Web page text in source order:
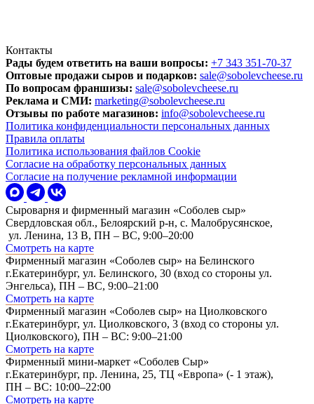
Контакты
Рады будем ответить на ваши вопросы: +7 343 351-70-37
Оптовые продажи сыров и подарков: sale@sobolevcheese.ru
По вопросам франшизы: sale@sobolevcheese.ru
Реклама и СМИ: marketing@sobolevcheese.ru
Отзывы по работе магазинов: info@sobolevcheese.ru
Политика конфиденциальности персональных данных
Правила оплаты
Политика использования файлов Cookie
Согласие на обработку персональных данных
Согласие на получение рекламной информации
Сыроварня и фирменный магазин «Соболев сыр»
Свердловская обл., Белоярский р-н, с. Малобрусянское,
ул. Ленина, 13 В, ПН – ВС, 9:00–20:00
Смотреть на карте
Фирменный магазин «Соболев сыр» на Белинского
г.Екатеринбург, ул. Белинского, 30 (вход со стороны ул.
Энгельса), ПН – ВС, 9:00–21:00
Смотреть на карте
Фирменный магазин «Соболев сыр» на Циолковского
г.Екатеринбург, ул. Циолковского, 3 (вход со стороны ул.
Циолковского), ПН – ВС: 9:00–21:00
Смотреть на карте
Фирменный мини-маркет «Соболев Сыр»
г.Екатеринбург, пр. Ленина, 25, ТЦ «Европа» (- 1 этаж),
ПН – ВС: 10:00–22:00
Смотреть на карте